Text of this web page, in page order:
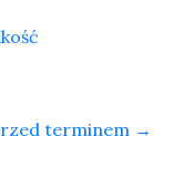
terminem →